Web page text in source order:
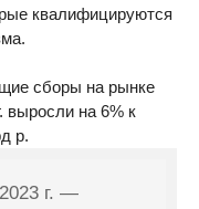
квалифицируются
сборы на рынке
выросли на 6% к
р.
г. —